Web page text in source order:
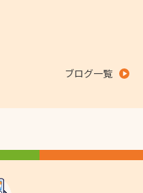
ブログ一覧